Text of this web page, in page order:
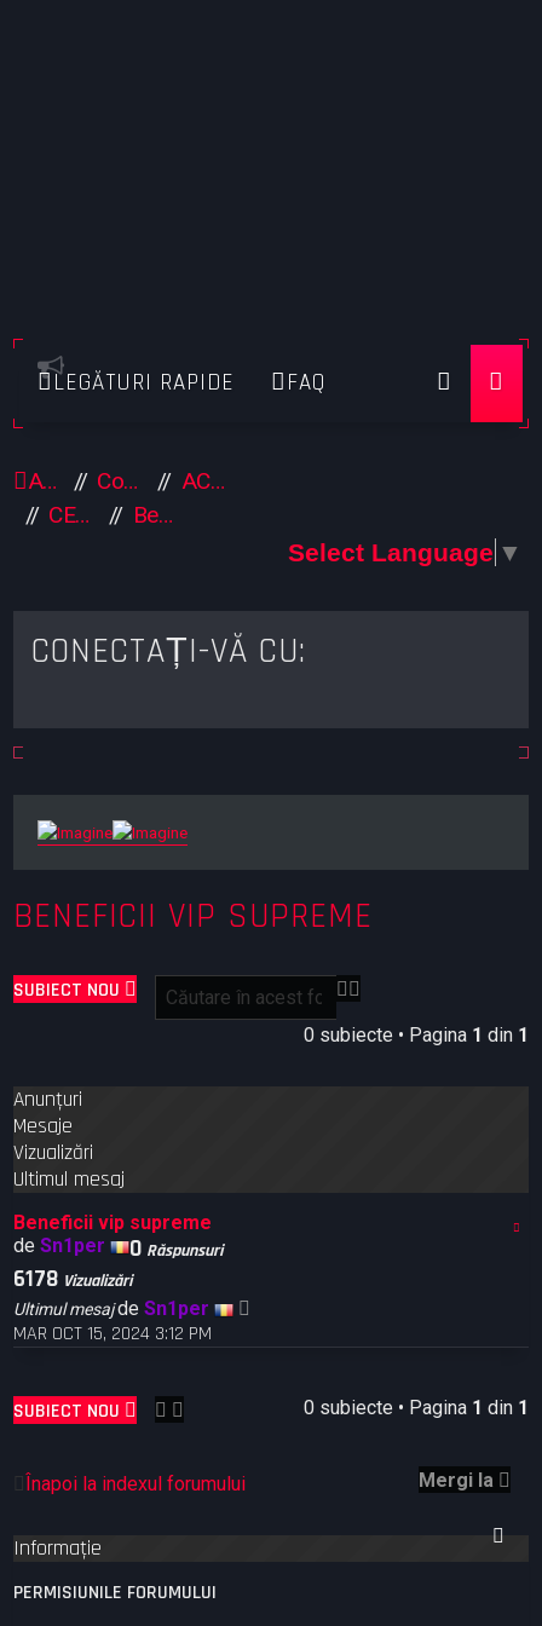
LEGĂTURI RAPIDE FAQ
Acasă Comunitate
ACCESE SERVERE
CERERI ACCESE SERVERE
Beneficii vip supreme
Select Language ▼
CONECTAȚI-VĂ CU:
BENEFICII VIP SUPREME
SUBIECT NOU
C
ă
u
ă
u
0 subiecte • Pagina 1 din 1
Anunţuri
Mesaje
Vizualizări
Ultimul mesaj
Beneficii vip supreme
deSn1per 0 Răspunsuri
6178 Vizualizări
Ultimul mesajdeSn1per
MAR OCT 15, 2024 3:12 PM
SUBIECT NOU 0 subiecte • Pagina 1 din 1
Înapoi la indexul forumului Mergi la
Informaţie
PERMISIUNILE FORUMULUI